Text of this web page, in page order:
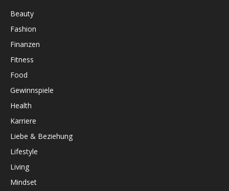
Beauty
Fashion
Finanzen
Fitness
Food
Gewinnspiele
Health
Karriere
Liebe & Beziehung
Lifestyle
Living
Mindset